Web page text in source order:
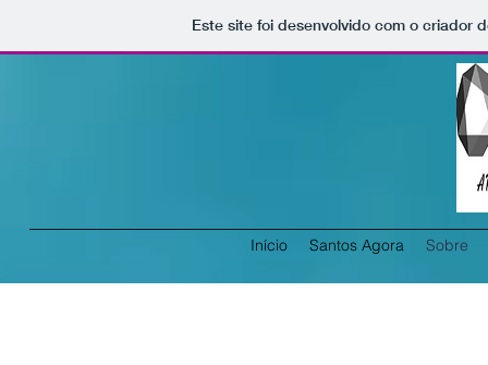
Este site foi desenvolvido com o criador
Início Santos Agora Sobre